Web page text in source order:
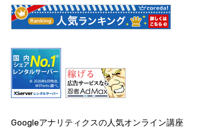
Googleアナリティクスの人気オンライン講座